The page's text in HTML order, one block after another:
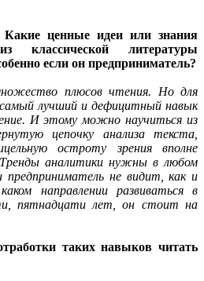
ценные идеи или знания
классической литературы
если он предприниматель?
плюсов чтения. Но для
лучший и дефицитный навык
И этому можно научиться из
цепочку анализа текста,
остроту зрения вполне
аналитики нужны в любом
предприниматель не видит, как и
направлении развиваться в
пятнадцати лет, он стоит на
таких навыков читать